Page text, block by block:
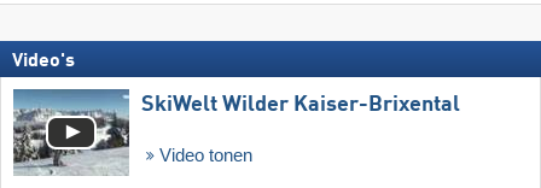
Video's
SkiWelt Wilder Kaiser-Brixental
Video tonen